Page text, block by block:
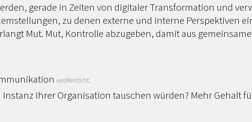
gerade in Zeiten von digitaler Transformation und
zu denen externe und interne Perspektiven
Mut. Mut, Kontrolle abzugeben, damit aus
veröffentlicht.
Ihrer Organisation tauschen würden? Mehr Gehalt